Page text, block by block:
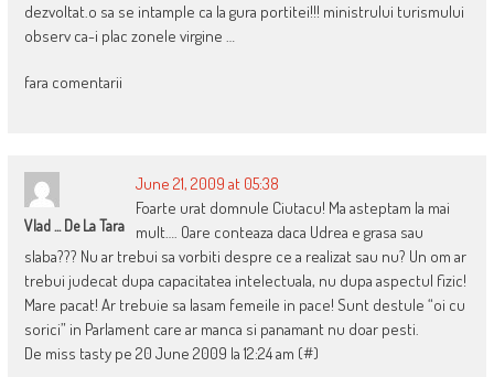
dezvoltat.o sa se intample ca la gura portitei!!! ministrului turismului
observ ca-i plac zonele virgine …
fara comentarii
Vlad ... De La Tara
June 21, 2009 at 05:38
Foarte urat domnule Ciutacu! Ma asteptam la mai
mult…. Oare conteaza daca Udrea e grasa sau
slaba??? Nu ar trebui sa vorbiti despre ce a realizat sau nu? Un om ar
trebui judecat dupa capacitatea intelectuala, nu dupa aspectul fizic!
Mare pacat! Ar trebuie sa lasam femeile in pace! Sunt destule “oi cu
sorici” in Parlament care ar manca si panamant nu doar pesti.
De miss tasty pe 20 June 2009 la 12:24 am (#)